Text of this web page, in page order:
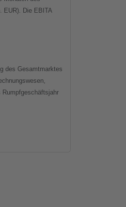
EUR). Die EBITA
des Gesamtmarktes
Rumpfgeschäftsjahr